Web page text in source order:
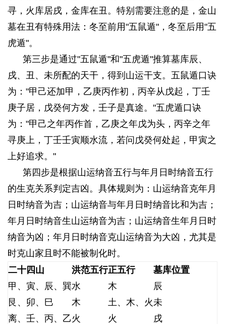
寻，火库居戌，金库在丑。特别需要注意的是，金山
墓在丑有特殊用法：冬至前用"五鼠遁"，冬至后用"五
虎遁"。
第三步是通过"五鼠遁"和"五虎遁"推算墓库辰、
戌、丑、未所配的天干，得到山运干支。五鼠遁口诀
为："甲己还加甲，乙庚丙作初，丙辛从戊起，丁壬
庚子居，戊癸何方发，壬子是真途。"五虎遁口诀
为："甲己之年丙作首，乙庚之年戊为头，丙辛之年
寻庚上，丁壬壬寅顺水流，若问戊癸何处起，甲寅之
上好追求。"
第四步是根据山运纳音五行与年月日时纳音五行
的生克关系判定吉凶。具体规则为：山运纳音克年月
日时纳音为吉；山运纳音与年月日时纳音比和为吉；
年月日时纳音生山运纳音为吉；山运纳音生年月日时
纳音为凶；年月日时纳音克山运纳音为大凶，尤其是
时克山家且时不能被制化时。
二十四山 洪范五行正五行
墓库位置
甲、寅、辰、巽水 木
辰
艮、卯、巳
木 土、木、火未
离、壬、丙、乙 火 火
戌